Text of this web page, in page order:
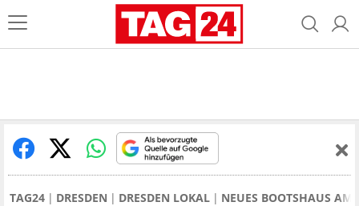
TAG24 DRESDEN DRESDEN LOKAL NEUES BOOTSHAUS AM